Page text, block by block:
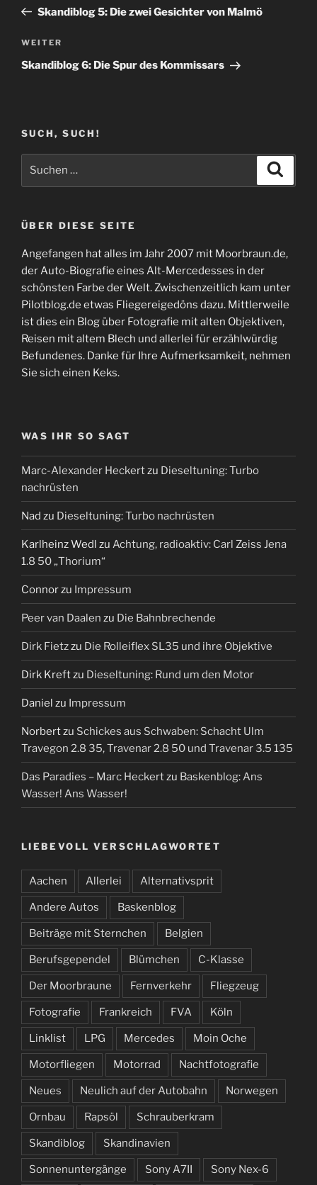
Beitrag
Skandiblog 5: Die zwei Gesichter von Malmö
Nächster
Beitrag
WEITER
Skandiblog 6: Die Spur des Kommissars
SUCH, SUCH!
ÜBER DIESE SEITE
Angefangen hat alles im Jahr 2007 mit Moorbraun.de,
der Auto-Biografie eines Alt-Mercedesses in der
schönsten Farbe der Welt. Zwischenzeitlich kam unter
Pilotblog.de etwas Fliegereigedöns dazu. Mittlerweile
ist dies ein Blog über Fotografie mit alten Objektiven,
Reisen mit altem Blech und allerlei für erzählwürdig
Befundenes. Danke für Ihre Aufmerksamkeit, nehmen
Sie sich einen Keks.
WAS IHR SO SAGT
Marc-Alexander Heckertzu Dieseltuning: Turbo
nachrüsten
Nad zu Dieseltuning: Turbo nachrüsten
Karlheinz Wedl zu Achtung, radioaktiv: Carl Zeiss Jena
1.8 50 „Thorium“
Connorzu Impressum
Peer van Daalen zu Die Bahnbrechende
Dirk Fietzzu Die Rolleiflex SL35 und ihre Objektive
Dirk Kreftzu Dieseltuning: Rund um den Motor
Daniel zu Impressum
Norbertzu Schickes aus Schwaben: Schacht Ulm
Travegon 2.8 35, Travenar 2.8 50 und Travenar 3.5 135
Das Paradies – Marc Heckertzu Baskenblog: Ans
Wasser! Ans Wasser!
LIEBEVOLL VERSCHLAGWORTET
Aachen Allerlei Alternativsprit
Andere Autos Baskenblog
Beiträge mit Sternchen Belgien
Berufsgependel Blümchen C-Klasse
Der Moorbraune Fernverkehr Fliegzeug
Fotografie Frankreich FVA Köln
Linklist LPG Mercedes Moin Oche
Motorfliegen Motorrad Nachtfotografie
Neues Neulich auf der Autobahn Norwegen
Ornbau Rapsöl Schrauberkram
Skandiblog Skandinavien
Sonnenuntergänge Sony A7II Sony Nex-6